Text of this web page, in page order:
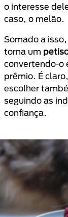
o interesse
caso, o melão.
Somado a
torna um
convertendo-o
prêmio. É
escolher
seguindo as
confiança.